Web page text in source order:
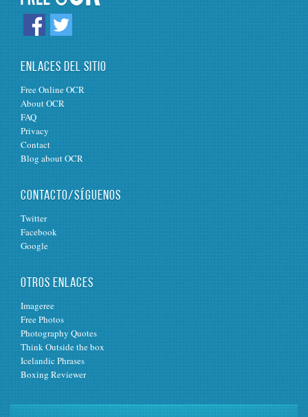
ENLACES DEL SITIO
Free Online OCR
About OCR
FAQ
Privacy
Contact
Blog about OCR
CONTACTO/SÍGUENOS
Twitter
Facebook
Google
OTROS ENLACES
Imageree
Free Photos
Photography Quotes
Think Outside the box
Icelandic Phrases
Boxing Reviewer